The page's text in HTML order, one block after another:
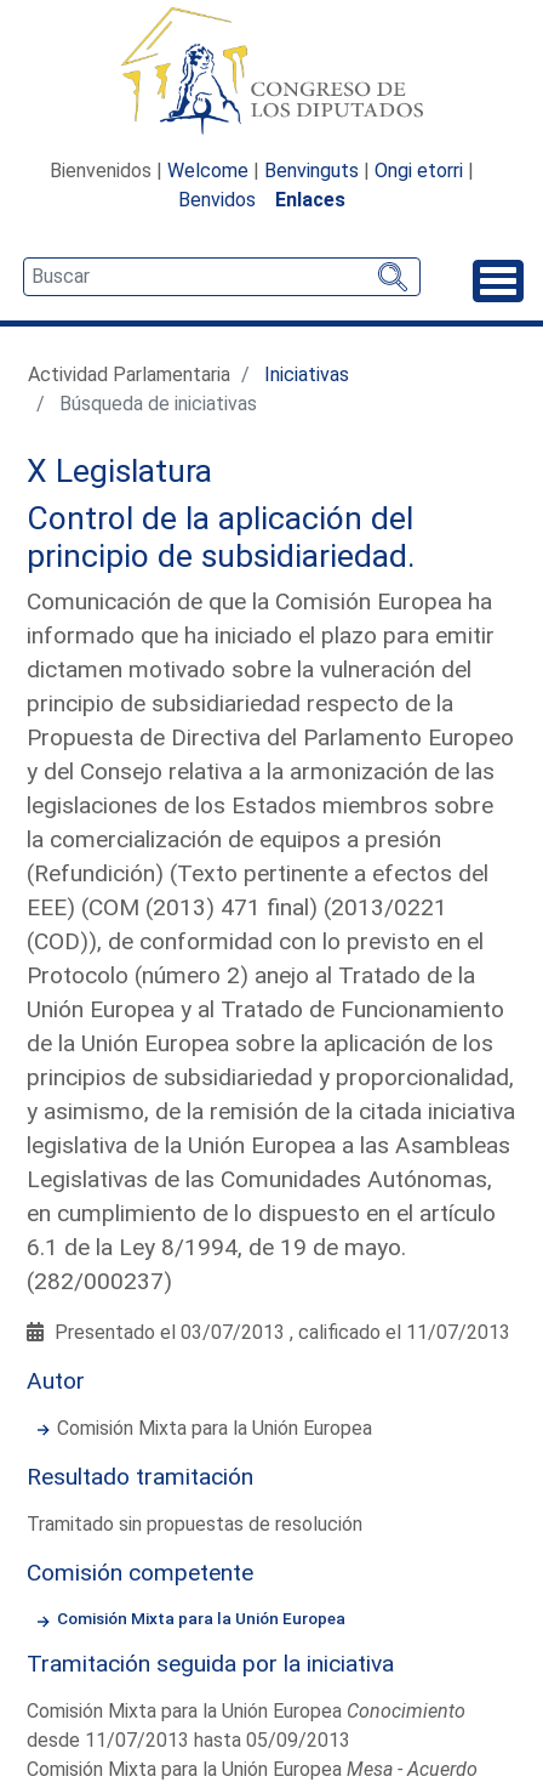
Bienvenidos | Welcome | Benvinguts | Ongi etorri |
Benvidos
Enlaces
Actividad Parlamentaria
Iniciativas
Búsqueda de iniciativas
X Legislatura
Control de la aplicación del
principio de subsidiariedad.
Comunicación de que la Comisión Europea ha
informado que ha iniciado el plazo para emitir
dictamen motivado sobre la vulneración del
principio de subsidiariedad respecto de la
Propuesta de Directiva del Parlamento Europeo
y del Consejo relativa a la armonización de las
legislaciones de los Estados miembros sobre
la comercialización de equipos a presión
(Refundición) (Texto pertinente a efectos del
EEE) (COM (2013) 471 final) (2013/0221
(COD)), de conformidad con lo previsto en el
Protocolo (número 2) anejo al Tratado de la
Unión Europea y al Tratado de Funcionamiento
de la Unión Europea sobre la aplicación de los
principios de subsidiariedad y proporcionalidad,
y asimismo, de la remisión de la citada iniciativa
legislativa de la Unión Europea a las Asambleas
Legislativas de las Comunidades Autónomas,
en cumplimiento de lo dispuesto en el artículo
6.1 de la Ley 8/1994, de 19 de mayo.
(282/000237)
Presentado el 03/07/2013 , calificado el 11/07/2013
Autor
Comisión Mixta para la Unión Europea
Resultado tramitación
Tramitado sin propuestas de resolución
Comisión competente
Comisión Mixta para la Unión Europea
Tramitación seguida por la iniciativa
Comisión Mixta para la Unión Europea Conocimiento
desde 11/07/2013 hasta 05/09/2013
Comisión Mixta para la Unión EuropeaMesa - Acuerdo